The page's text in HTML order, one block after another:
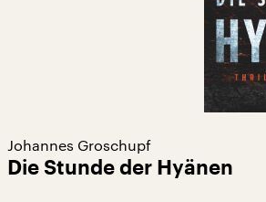
Johannes Groschupf
Die Stunde der Hyänen